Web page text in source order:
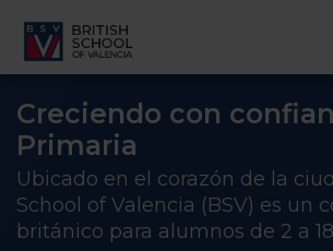
Creciendo con
Primaria
Ubicado en el corazón de la
School of Valencia (BSV) es un
británico para alumnos de 2 a